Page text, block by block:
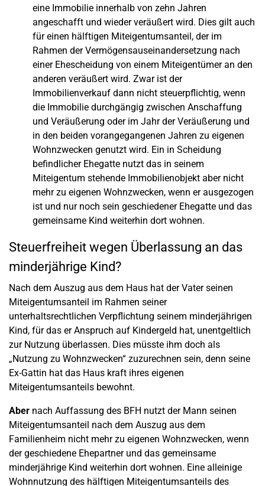
eine Immobilie innerhalb von zehn Jahren
angeschafft und wieder veräußert wird. Dies gilt auch
für einen hälftigen Miteigentumsanteil, der im
Rahmen der Vermögensauseinandersetzung nach
einer Ehescheidung von einem Miteigentümer an den
anderen veräußert wird. Zwar ist der
Immobilienverkauf dann nicht steuerpflichtig, wenn
die Immobilie durchgängig zwischen Anschaffung
und Veräußerung oder im Jahr der Veräußerung und
in den beiden vorangegangenen Jahren zu eigenen
Wohnzwecken genutzt wird. Ein in Scheidung
befindlicher Ehegatte nutzt das in seinem
Miteigentum stehende Immobilienobjekt aber nicht
mehr zu eigenen Wohnzwecken, wenn er ausgezogen
ist und nur noch sein geschiedener Ehegatte und das
gemeinsame Kind weiterhin dort wohnen.
Steuerfreiheit wegen Überlassung an das
minderjährige Kind?
Nach dem Auszug aus dem Haus hat der Vater seinen
Miteigentumsanteil im Rahmen seiner
unterhaltsrechtlichen Verpflichtung seinem minderjährigen
Kind, für das er Anspruch auf Kindergeld hat, unentgeltlich
zur Nutzung überlassen. Dies müsste ihm doch als
„Nutzung zu Wohnzwecken“ zuzurechnen sein, denn seine
Ex-Gattin hat das Haus kraft ihres eigenen
Miteigentumsanteils bewohnt.
Aber nach Auffassung des BFH nutzt der Mann seinen
Miteigentumsanteil nach dem Auszug aus dem
Familienheim nicht mehr zu eigenen Wohnzwecken, wenn
der geschiedene Ehepartner und das gemeinsame
minderjährige Kind weiterhin dort wohnen. Eine alleinige
Wohnnutzung des hälftigen Miteigentumsanteils des